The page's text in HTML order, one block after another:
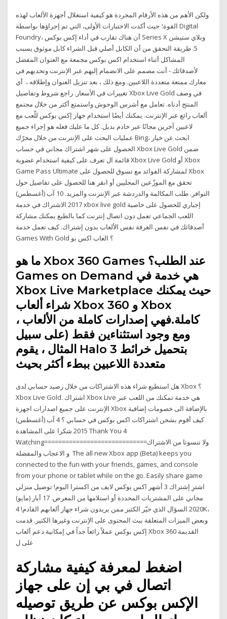
ولكن الأهم من هذه الأرقام المجردة هو كيفية استغلال أجهزة الألعاب لهذه
القوة؛ حيث أكدت الاختبارات الأولى، التي تم إجراؤها بواسطة Digital
Foundry، أن هناك تقارب في أداء إكس بوكس Series X وبلاي ستيشن
5. طريقة التحقق من أن الكابل أصلي قبل الشراء كابل موثوق يسبب
المشاكل أثناء استخدام اكس بوكس مجمعة مع العنوان المفضل
لأصدقائك - أنت مصمم على الانضمام إليهم عبر الإنترنت وتحديهم في
معارك ممتعة متعددة اللاعبين. ومع ذلك ، بعد تنزيل العنوان وإطلاقه ، أي
تغييرات في الأسعار. راجع شروط وتفاصيل Xbox Live Gold في وصف
المنتج أدناه. تعامل مع أشرس الوحوش واستمتع أكثر من خلال مجتمع
ألعاب رائع عبر الإنترنت. يمكنك أيضًا استخدام جهاز إكس بوكس للّعب مع
لاعبين آخرين مجانًا عبر خادم بديل. كل ما عليك فعله هو إجراء جميع
عمليات البحث على الإنترنت من خلال محرّك Bing، ابحث عن خيار
الحصول على شهر اشتراك مجاني في حساب Xbox Live Gold ضمن
قائمة ال تعرف على كيفية استخدام عضوية Xbox Live Gold أو Xbox
Game Pass Ultimate لمشاركة الفوائد مع تسوق للحصول على Xbox
تحقق مع الموزّعين المحليين أو انقر هنا للحصول على تفاصيل حول
التوافر. طلب المكالمة والدردشة عبر الإنترنت والمزيد. 10 آب (أغسطس)
2017 الاشتراك في خدمة xbox live gold إجباري للحصول على خاصية
اللعب الجماعي تعمل دون اتصال إنترنت كما بالطبع يمكنك مشاركة
أصدقائك في نفس الغرفة نفس الألعاب بدون إشتراك. كيف تعمل خدمة
Games With Gold ؟ العاب اكس بو
ما هو Xbox 360 Games عند الطلب؟
Games on Demand هي خدمة في
Xbox Live Marketplace حيث يمكنك
شراء ألعاب Xbox 360 و Xbox
كاملة.فهي إصدارات كاملة من الألعاب ،
ومع وجود استثناءين فقط (على سبيل
المثال ، يقوم Halo 3 بتحميل خرائط
متعددة اللاعبين ببطء أكثر بحيث
هل استطيع شراء هذه الاشتراكات من خلال رصيد حسابي لدى Xbox ؟
Xbox Live Gold. اشتراك Xbox Live هي خدمة تمكنك من اللعب عبر
الإنترنت على جميع اصدارات اجهزة Xbox بالإضافة الى خصومات إضافية
كيف أقوم بشحن اشتراكات اكس بوكس في حسابي ؟ 4 آب (أغسطس)
2015 شكرا على المشاهدة Thank You 4
Watching=============================ولا تنسونا من الاشتراك
و الاعجاب والمفضلة The all new Xbox app (Beta) keeps you
connected to the fun with your friends, games, and console
from your phone or tablet while on the go. Easily share game
اشترِ إشتراك 3 أشهر اكس بوكس لايف من اكسترا اليوم! توصيل منزلي
مجاني على المشتريات المحددة أو استلامها من المعرض. 17 أيار (مايو)
2020 السؤال الذي حيّر الكثير ممن يريدون شراء جهاز ألعابهم القادم! 4K،
وبعض الميزات المتعلقة ببث المحتوى على الإنترنت وغيرها الكثير. قدمت
إكس بوكس عملاً رائعاً جداً في إمكانية دعم ألعاب Xbox 360 القديمة
على ل
اضغط لمعرفة كيفية مشاركة
اتصال في بي إن على جهاز
الإكس بوكس عن طريق توصيله